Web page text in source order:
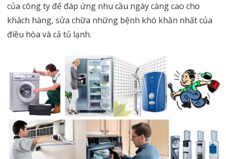
của công ty để đáp ứng nhu cầu ngày càng cao cho
khách hàng, sửa chữa những bệnh khó khăn nhất của
điều hòa và cả tủ lạnh.